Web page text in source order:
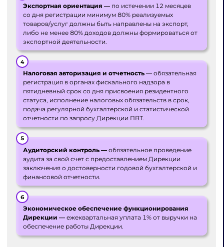
Экспортная ориентация — по истечении 12 месяцев
со дня регистрации минимум 80% реализуемых
товаров/услуг должны быть направлены на экспорт,
либо не менее 80% доходов должны формироваться от
экспортной деятельности.
Налоговая авторизация и отчетность — обязательная
регистрация в органах фискального надзора в
пятидневный срок со дня присвоения резидентного
статуса, исполнение налоговых обязательств в срок,
подача регулярной бухгалтерской и статистической
отчетности по запросу Дирекции ПВТ.
Аудиторский контроль — обязательное проведение
аудита за свой счет с предоставлением Дирекции
заключения о достоверности годовой бухгалтерской и
финансовой отчетности.
Экономическое обеспечение функционирования
Дирекции — ежеквартальная уплата 1% от выручки на
обеспечение работы Дирекции.